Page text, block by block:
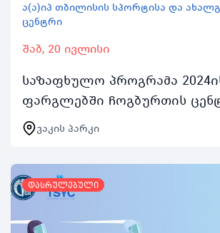
ა(ა)იპ თბილისის სპორტისა და
ცენტრი
შაბ, 20 ივლისი
საზაფხულო პროგრამა
ფარგლებში ჩოგბურთის
პარკის კორტებით ასობით
ისარგებლებს აქტივობაში
შემთხვევაში
ვაკის პარკი
დასრულებული